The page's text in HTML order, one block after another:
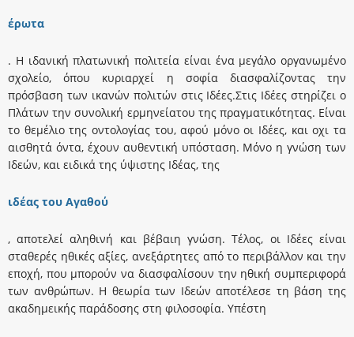
έρωτα
. Η ιδανική πλατωνική πολιτεία είναι ένα μεγάλο οργανωμένο
σχολείο, όπου κυριαρχεί η σοφία διασφαλίζοντας την
πρόσβαση των ικανών πολιτών στις Ιδέες.Στις Ιδέες στηρίζει ο
Πλάτων την συνολική ερμηνείατου της πραγματικότητας. Είναι
το θεμέλιο της οντολογίας του, αφού μόνο οι Ιδέες, και οχι τα
αισθητά όντα, έχουν αυθεντική υπόσταση. Μόνο η γνώση των
Ιδεών, και ειδικά της ύψιστης Ιδέας, της
ιδέας του Αγαθού
, αποτελεί αληθινή και βέβαιη γνώση. Τέλος, οι Ιδέες είναι
σταθερές ηθικές αξίες, ανεξάρτητες από το περιβάλλον και την
εποχή, που μπορούν να διασφαλίσουν την ηθική συμπεριφορά
των ανθρώπων. Η θεωρία των Ιδεών αποτέλεσε τη βάση της
ακαδημεικής παράδοσης στη φιλοσοφία. Υπέστη